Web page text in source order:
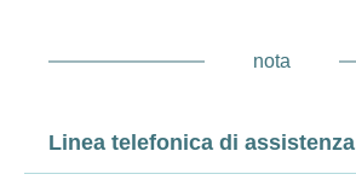
nota
Linea telefonica di assistenza